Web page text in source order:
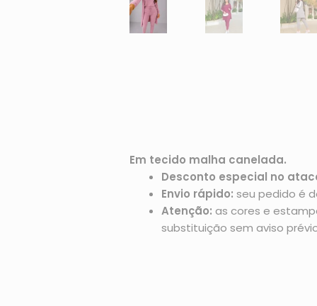
Em tecido malha canelada.
Desconto especial no
Envio rápido: seu pedido é
Atenção: as cores e
substituição sem aviso